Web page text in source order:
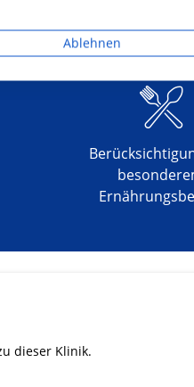
dieser Klinik.
von Werbeanzeigen
Werbung
personalisierter Inhalte
oder Kombinationen von
Ablehnen